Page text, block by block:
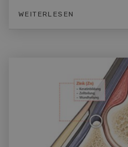
WEITERLESEN